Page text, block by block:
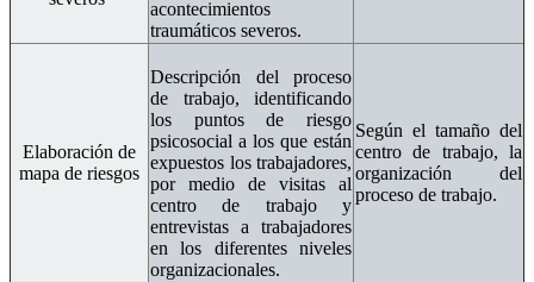
acontecimientos
traumáticos severos.
Elaboración de
mapa de riesgos
Descripción del proceso
de trabajo, identificando
los puntos de riesgo
psicosocial a los que están
expuestos los trabajadores,
por medio de visitas al
centro de trabajo y
entrevistas a trabajadores
en los diferentes niveles
organizacionales.
Según el tamaño del
centro de trabajo, la
organización del
proceso de trabajo.